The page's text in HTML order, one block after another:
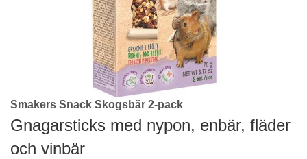
Skip
to
the
beginning
Smakers Snack Skogsbär 2-pack
Gnagarsticks med nypon, enbär, fläder
och vinbär